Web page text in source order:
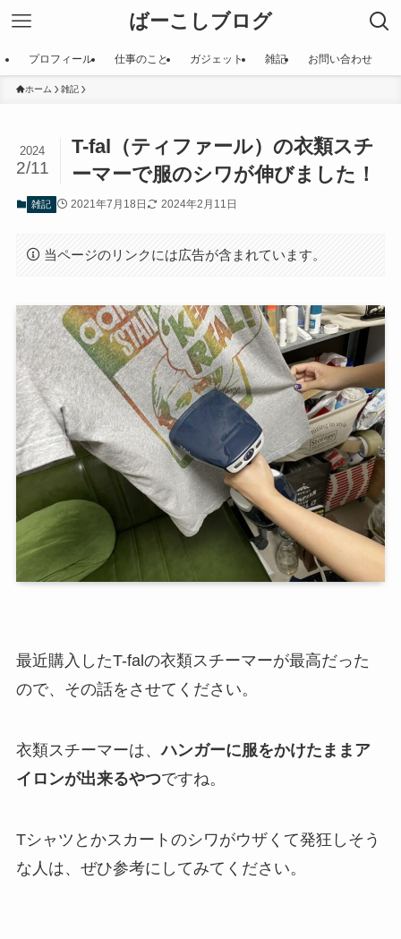
ばーこしブログ
プロフィール 仕事のこと ガジェット 雑記 お問い合わせ
ホーム 雑記
T-fal（ティファール）の衣類スチ
ーマーで服のシワが伸びました！
2024
2/11
雑記 2021年7月18日 2024年2月11日
当ページのリンクには広告が含まれています。
最近購入したT-falの衣類スチーマーが最高だった
ので、その話をさせてください。
衣類スチーマーは、ハンガーに服をかけたままア
イロンが出来るやつですね。
Tシャツとかスカートのシワがウザくて発狂しそう
な人は、ぜひ参考にしてみてください。